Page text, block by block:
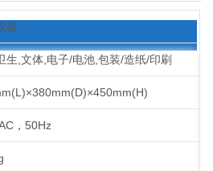
器
生,文体,电子/电池,包装/造纸/印刷
，50Hz